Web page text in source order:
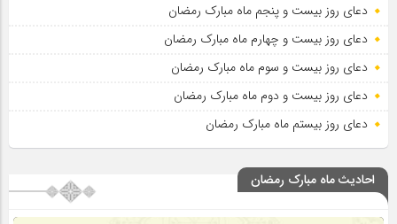
دعای روز بیست و پنجم ماه مبارک رمضان
دعای روز بیست و چهارم ماه مبارک رمضان
دعای روز بیست و سوم ماه مبارک رمضان
دعای روز بیست و دوم ماه مبارک رمضان
دعای روز بیستم ماه مبارک رمضان
احادیث ماه مبارک رمضان